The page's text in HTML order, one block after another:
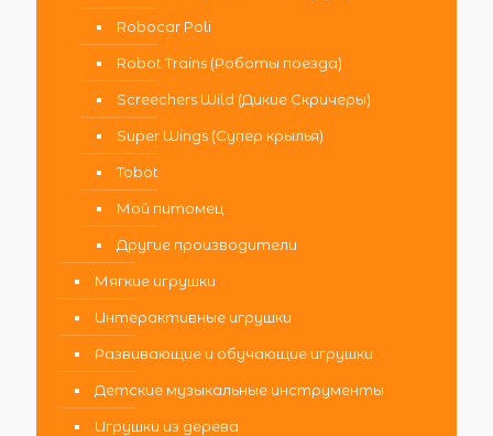
Robocar Poli
Robot Trains (Роботы поезда)
Screechers Wild (Дикие Скричеры)
Super Wings (Супер крылья)
Tobot
Мой питомец
Другие производители
Мягкие игрушки
Интерактивные игрушки
Развивающие и обучающие игрушки
Детские музыкальные инструменты
Игрушки из дерева